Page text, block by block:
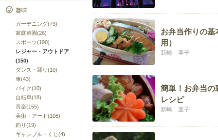
趣味
ガーデニング(73)
家庭菜園(26)
スポーツ(190)
レジャー・アウトドア
(150)
ダンス・踊り(10)
車(43)
バイク(10)
自転車(18)
音楽(155)
美術・アート(108)
釣り(19)
ギャンブル・くじ(4)
お弁当作りの基
用）
新崎 亜子
簡単！お弁当の
レシピ
新崎 亜子